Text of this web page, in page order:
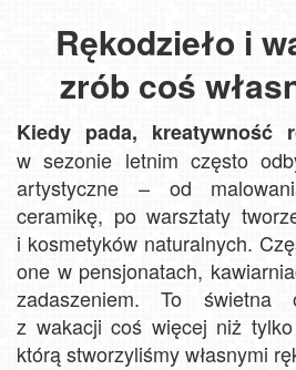
Rękodzieło i
zrób coś
Kiedy pada, kreatywność
w sezonie letnim często
artystyczne – od
ceramikę, po warsztaty
i kosmetyków naturalnych.
one w pensjonatach,
zadaszeniem. To
z wakacji coś więcej niż
którą stworzyliśmy własnymi